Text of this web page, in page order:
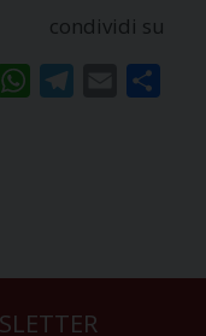
condividi su
PinterestWhatsAppTelegram
Email